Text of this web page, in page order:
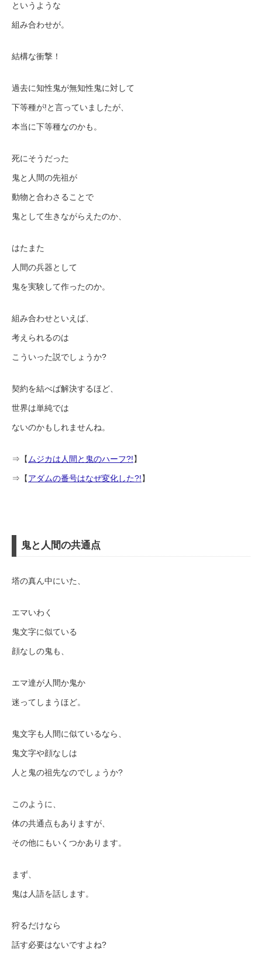
というような
組み合わせが。
結構な衝撃！
過去に知性鬼が無知性鬼に対して
下等種が!と言っていましたが、
本当に下等種なのかも。
死にそうだった
鬼と人間の先祖が
動物と合わさることで
鬼として生きながらえたのか、
はたまた
人間の兵器として
鬼を実験して作ったのか。
組み合わせといえば、
考えられるのは
こういった説でしょうか?
契約を結べば解決するほど、
世界は単純では
ないのかもしれませんね。
⇒【 ムジカは人間と鬼のハーフ?!】
⇒【アダムの番号はなぜ変化した?!】
鬼と人間の共通点
塔の真ん中にいた、
エマいわく
鬼文字に似ている
顔なしの鬼も、
エマ達が人間か鬼か
迷ってしまうほど。
鬼文字も人間に似ているなら、
鬼文字や顔なしは
人と鬼の祖先なのでしょうか?
このように、
体の共通点もありますが、
その他にもいくつかあります。
まず、
鬼は人語を話します。
狩るだけなら
話す必要はないですよね?